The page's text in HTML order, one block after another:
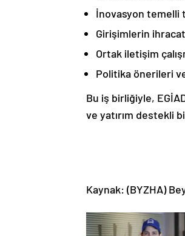
İnovasyon temelli
Girişimlerin
Ortak iletişim
Politika önerileri
Bu iş birliğiyle,
ve yatırım destekli
Kaynak: (BYZHA)